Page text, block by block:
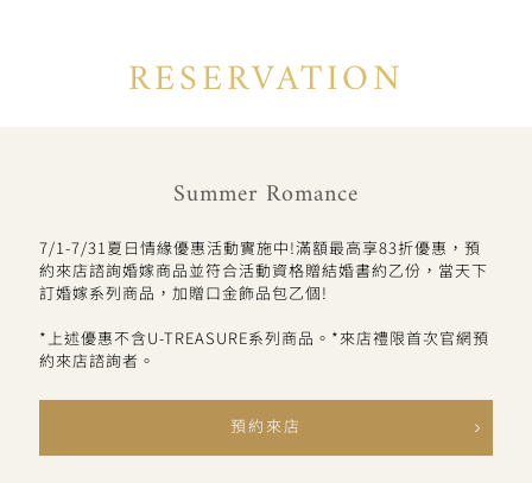
RESERVATION
Summer Romance
7/1-7/31夏日情緣優惠活動實施中!滿額最高享83折優惠，預
約來店諮詢婚嫁商品並符合活動資格贈結婚書約乙份，當天下
訂婚嫁系列商品，加贈口金飾品包乙個!
*上述優惠不含U-TREASURE系列商品。*來店禮限首次官網預
約來店諮詢者。
預約來店